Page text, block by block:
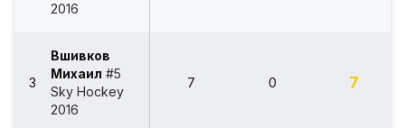
2016
3
Вшивков
Михаил #5
Sky Hockey
2016
7 0 7